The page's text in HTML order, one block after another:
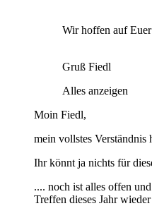
Wir hoffen auf
Gruß Fiedl
Alles anzeigen
Moin Fiedl,
mein vollstes Verständnis
Ihr könnt ja nichts für
.... noch ist alles offen
Treffen dieses Jahr